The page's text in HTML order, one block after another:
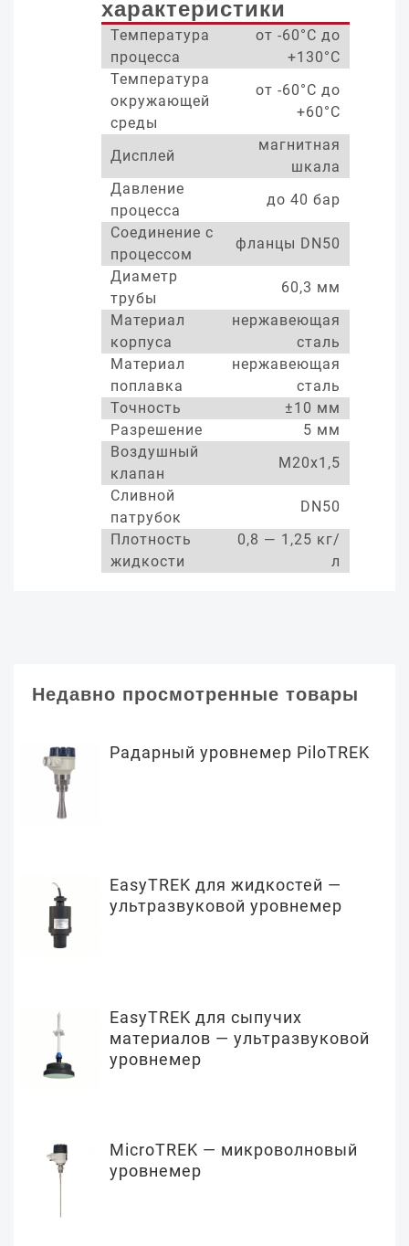
характеристики
Температура
процесса
от -60°С до
+130°С
Температура
окружающей
среды
от -60°С до
+60°С
Дисплей
магнитная
шкала
Давление
процесса
до 40 бар
Соединение с
процессом
фланцы DN50
Диаметр
трубы
60,3 мм
Материал
корпуса
нержавеющая
сталь
Материал
поплавка
нержавеющая
сталь
Точность
±10 мм
Разрешение
5 мм
Воздушный
клапан
М20х1,5
Сливной
патрубок
DN50
Плотность
жидкости
0,8 — 1,25 кг/
л
Недавно просмотренные товары
Радарный уровнемер PiloTREK
EasyTREK для жидкостей —
ультразвуковой уровнемер
EasyTREK для сыпучих
материалов — ультразвуковой
уровнемер
MicroTREK — микроволновый
уровнемер